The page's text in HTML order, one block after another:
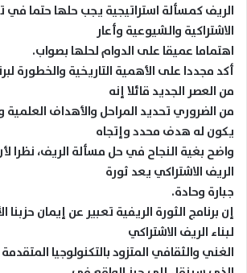
الريف كمسألة استراتيجية يجب حلها حتما في
الاشتراكية والشيوعية وأعار
اهتماما عميقا على الدوام لحلها بصواب.
أكد مجددا على الأهمية التاريخية والخطورة
من العصر الجديد قائلا إنه
من الضروري تحديد المراحل والأهداف
يكون له هدف محدد وإتجاه
واضح بغية النجاح في حل مسألة الريف، نظرا
الريف الاشتراكي يعد ثورة
جبارة وحادة.
إن برنامج الثورة الريفية تعبير عن إيمان حزبنا
لبناء الريف الاشتراكي
الغني والثقافي المتزود بالتكنولوجيا